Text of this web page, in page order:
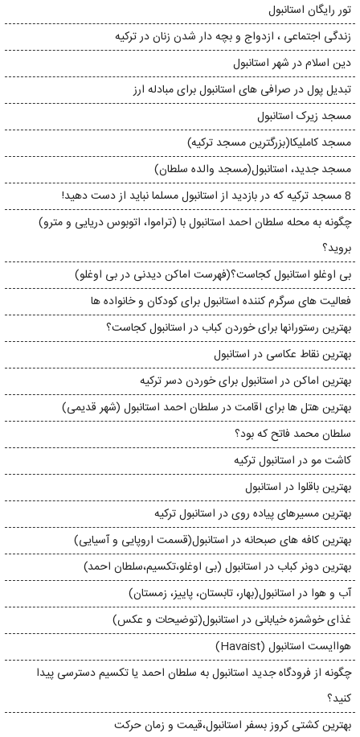
تور رایگان استانبول
زندگی اجتماعی ، ازدواج و بچه دار شدن زنان در ترکیه
دین اسلام در شهر استانبول
تبدیل پول در صرافی های استانبول برای مبادله ارز
مسجد زیرک استانبول
مسجد کاملیکا(بزرگترین مسجد ترکیه)
مسجد جدید، استانبول(مسجد والده سلطان)
8 مسجد ترکیه که در بازدید از استانبول مسلما نباید از دست دهید!
چگونه به محله سلطان احمد استانبول با (تراموا، اتوبوس دریایی و مترو)
بروید؟
بی اوغلو استانبول کجاست؟(فهرست اماکن دیدنی در بی اوغلو)
فعالیت های سرگرم کننده استانبول برای کودکان و خانواده ها
بهترین رستورانها برای خوردن کباب در استانبول کجاست؟
بهترین نقاط عکاسی در استانبول
بهترین اماکن در استانبول برای خوردن دسر ترکیه
بهترین هتل ها برای اقامت در سلطان احمد استانبول (شهر قدیمی)
سلطان محمد فاتح که بود؟
کاشت مو در استانبول ترکیه
بهترین باقلوا در استانبول
بهترین مسیرهای پیاده روی در استانبول ترکیه
بهترین کافه های صبحانه در استانبول(قسمت اروپایی و آسیایی)
بهترین دونر کباب در استانبول (بی اوغلو،تکسیم،سلطان احمد)
آب و هوا در استانبول(بهار، تابستان، پاییز، زمستان)
غذای خوشمزه خیابانی در استانبول(توضیحات و عکس)
هواایست استانبول (Havaist)
چگونه از فرودگاه جدید استانبول به سلطان احمد یا تکسیم دسترسی پیدا
کنید؟
بهترین کشتی کروز بسفر استانبول،قیمت و زمان حرکت